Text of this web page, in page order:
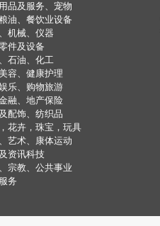
品及服务、宠物
油、餐饮业设备
机械、仪器
件及设备
石油、化工
容、健康护理
乐、购物旅游
融、地产保险
配饰、纺织品
花卉，珠宝，玩具
艺术、康体运动
资讯科技
宗教、公共事业
务